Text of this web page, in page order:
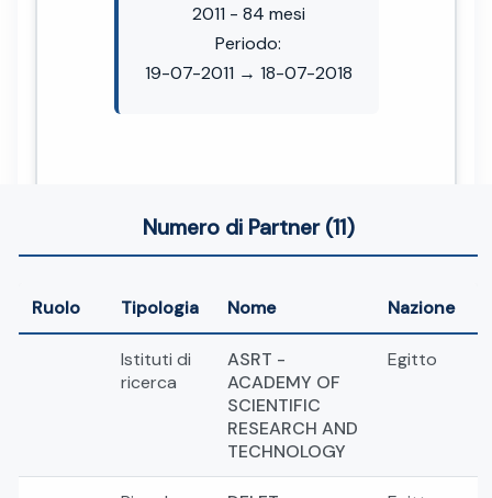
2011 - 84 mesi
Periodo:
19-07-2011 → 18-07-2018
Numero di Partner (11)
Ruolo Tipologia Nome Nazione
Istituti di
ricerca
ASRT -
ACADEMY OF
SCIENTIFIC
RESEARCH AND
TECHNOLOGY
Egitto